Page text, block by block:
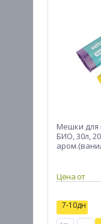
Мешки для
БИО, 30л,
Цена от
7-10дн